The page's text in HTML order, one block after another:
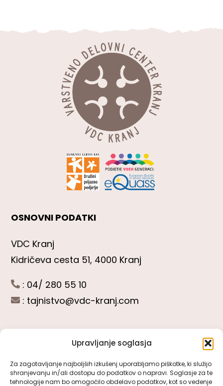
Upravljanje soglasja
Za zagotavljanje najboljših izkušenj uporabljamo piškotke, ki služijo
shranjevanju in/ali dostopu do podatkov o napravi. Soglasje za te
tehnologije nam bo omogočilo obdelavo podatkov, kot so vedenje
OSNOVNI PODATKI
VDC Kranj
Kidričeva cesta 51, 4000 Kranj
: 04/ 280 55 10
: tajnistvo@vdc-kranj.com
Toggle